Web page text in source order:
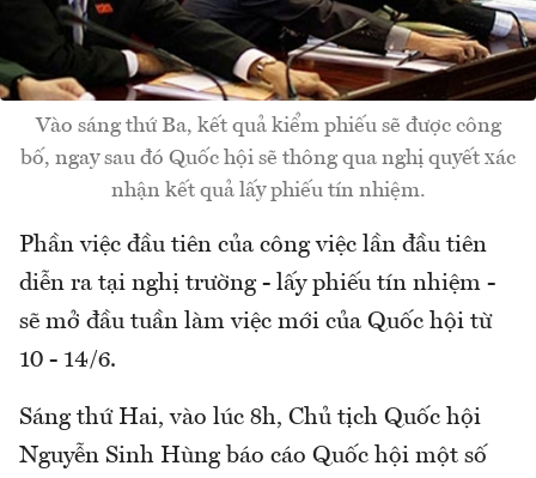
Vào sáng thứ Ba, kết quả kiểm phiếu sẽ được công
bố, ngay sau đó Quốc hội sẽ thông qua nghị quyết xác
nhận kết quả lấy phiếu tín nhiệm.
Phần việc đầu tiên của công việc lần đầu tiên
diễn ra tại nghị trường - lấy phiếu tín nhiệm -
sẽ mở đầu tuần làm việc mới của Quốc hội từ
10 - 14/6.
Sáng thứ Hai, vào lúc 8h, Chủ tịch Quốc hội
Nguyễn Sinh Hùng báo cáo Quốc hội một số